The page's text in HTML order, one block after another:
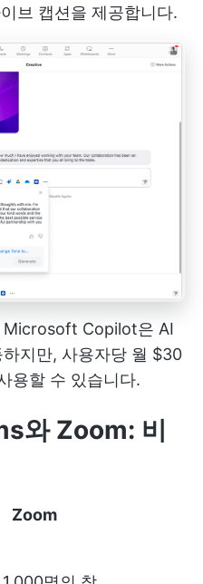
브 캡션을 제공합니다.
Microsoft Copilot은 AI
지만, 사용자당 월 $30
용할 수 있습니다.
와 Zoom: 비
Zoom